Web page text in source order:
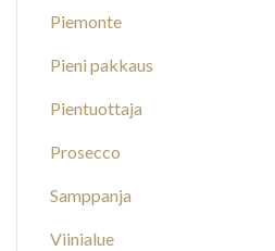
Piemonte
Pieni pakkaus
Pientuottaja
Prosecco
Samppanja
Viinialue